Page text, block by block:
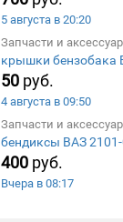
5 августа в 20:20
Запчасти и
крышки бензобака
50 руб.
4 августа в 09:50
Запчасти и
бендиксы ВАЗ
400 руб.
Вчера в 08:17